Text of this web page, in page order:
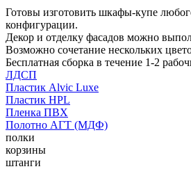
Готовы изготовить шкафы-купе
конфигурации.
Декор и отделку фасадов можно
Возможно сочетание нескольких
Бесплатная сборка в течение 1-2
ЛДСП
Пластик Alvic Luxe
Пластик HPL
Пленка ПВХ
Полотно АГТ (МДФ)
полки
корзины
штанги